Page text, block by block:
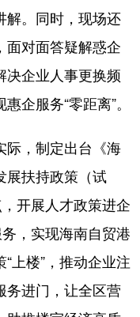
解。同时，现场还
面对面答疑解惑企
决企业人事更换频
企服务“零距离”。
，制定出台《海
展扶持政策（试
开展人才政策进企
，实现海南自贸港
上楼”，推动企业注
务进门，让全区营